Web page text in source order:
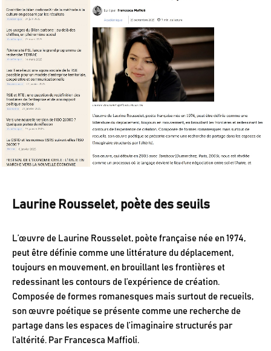
Laurine Rousselet, poète des seuils
L’œuvre de Laurine Rousselet, poète française née en 1974,
peut être définie comme une littérature du déplacement,
toujours en mouvement, en brouillant les frontières et
redessinant les contours de l’expérience de création.
Composée de formes romanesques mais surtout de recueils,
son œuvre poétique se présente comme une recherche de
partage dans les espaces de l’imaginaire structurés par
l’altérité. Par Francesca Maffioli.